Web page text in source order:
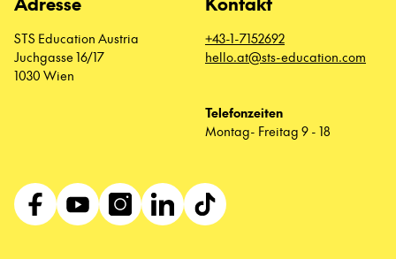
STS Education Austria
Juchgasse 16/17
1030 Wien
+43-1-7152692
hello.at@sts-education.com
Telefonzeiten
Montag- Freitag 9 - 18